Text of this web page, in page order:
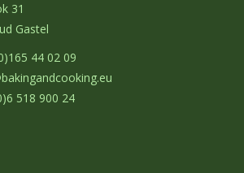
31
Gastel
44 02 09
518 900 24